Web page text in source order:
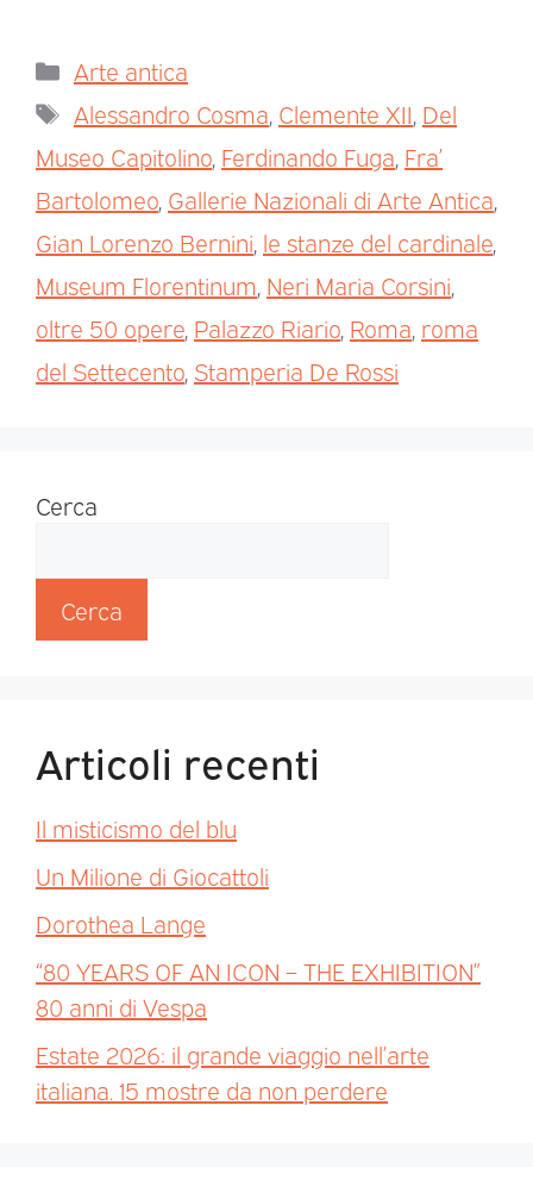
Arte antica
Alessandro Cosma Clemente XII Del
Museo Capitolino Ferdinando Fuga Fra’
Bartolomeo Gallerie Nazionali di Arte Antica
Gian Lorenzo Bernini le stanze del cardinale
Museum Florentinum Neri Maria Corsini
oltre 50 opere Palazzo Riario Roma roma
del Settecento Stamperia De Rossi
Cerca
Cerca
Articoli recenti
Il misticismo del blu
Un Milione di Giocattoli
Dorothea Lange
“80 YEARS OF AN ICON – THE EXHIBITION”
80 anni di Vespa
Estate 2026: il grande viaggio nell’arte
italiana. 15 mostre da non perdere